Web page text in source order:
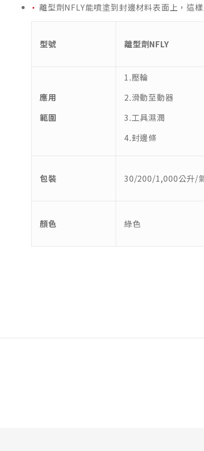
離型劑NFLY能噴塗到封邊材料表面上，這
型號 離型劑NFLY
應用
範圍
1.壓輪
2.滑動至動器
3.工具濕潤
4.封邊條
包裝 30/200/1,000公升/
顏色 綠色